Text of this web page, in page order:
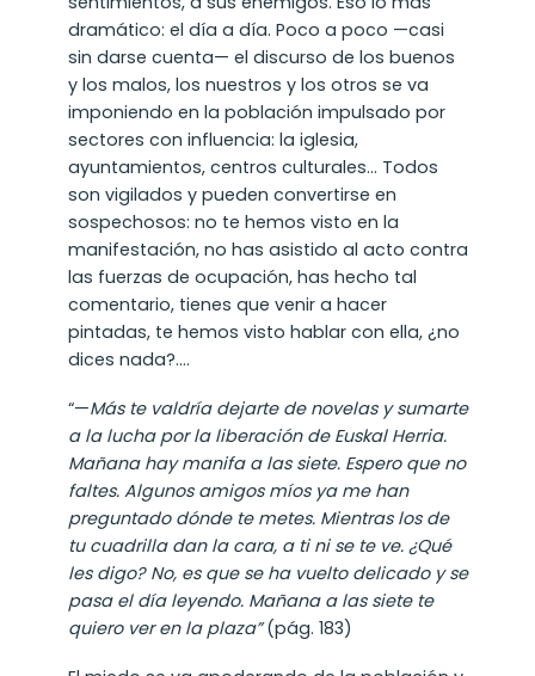
dramático: el día a día. Poco a poco —casi
sin darse cuenta— el discurso de los buenos
y los malos, los nuestros y los otros se va
imponiendo en la población impulsado por
sectores con influencia: la iglesia,
ayuntamientos, centros culturales… Todos
son vigilados y pueden convertirse en
sospechosos: no te hemos visto en la
manifestación, no has asistido al acto contra
las fuerzas de ocupación, has hecho tal
comentario, tienes que venir a hacer
pintadas, te hemos visto hablar con ella, ¿no
dices nada?….
“—Más te valdría dejarte de novelas y sumarte
a la lucha por la liberación de Euskal Herria.
Mañana hay manifa a las siete. Espero que no
faltes. Algunos amigos míos ya me han
preguntado dónde te metes. Mientras los de
tu cuadrilla dan la cara, a ti ni se te ve. ¿Qué
les digo? No, es que se ha vuelto delicado y se
pasa el día leyendo. Mañana a las siete te
quiero ver en la plaza”(pág. 183)